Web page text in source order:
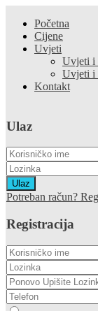
Početna
Cijene
Uvjeti
Uvjeti i
Uvjeti i
Kontakt
Ulaz
Ulaz
Potreban račun?
Registracija